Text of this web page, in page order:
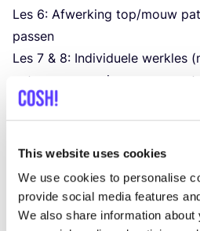
This website uses cookies
We use cookies to personalise
provide social media features
We also share information
Les 6: Afwer­king top/​mouw
passen
Les 7 & 8: Indi­vi­du­e­le werk­les
patro­nen naar eigen wens,
basis­pa­tro­nen die je hebt
Wat we bieden:
weken pro­fes­si­o­ne­le
pa­pier, lini­a­len, pot­lo­den
Patroon­boek‘Metric